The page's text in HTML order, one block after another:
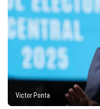
Victor Ponta